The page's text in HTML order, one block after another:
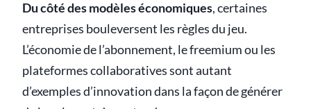
Du côté des modèles économiques, certaines
entreprises bouleversent les règles du jeu.
L’économie de l’abonnement, le freemium ou les
plateformes collaboratives sont autant
d’exemples d’innovation dans la façon de générer